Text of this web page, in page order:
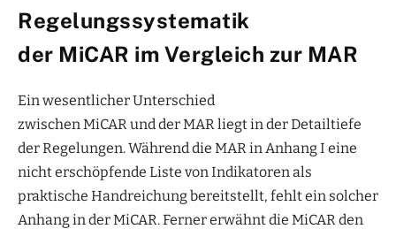
Regelungssystematik
der MiCAR im Vergleich zur MAR
Ein wesentlicher Unterschied
zwischen MiCAR und der MAR liegt in der Detailtiefe
der Regelungen. Während die MAR in Anhang I eine
nicht erschöpfende Liste von Indikatoren als
praktische Handreichung bereitstellt, fehlt ein solcher
Anhang in der MiCAR. Ferner erwähnt die MiCAR den